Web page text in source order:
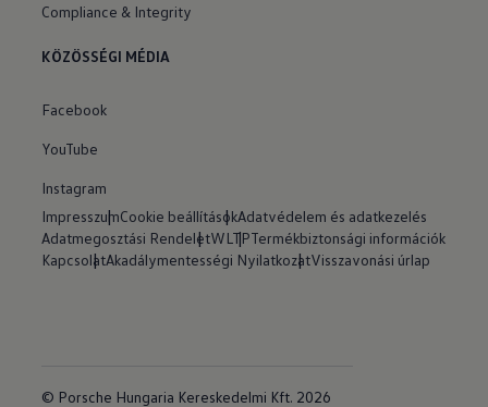
Compliance & Integrity
KÖZÖSSÉGI MÉDIA
Facebook
YouTube
Instagram
ImpresszumCookie beállításokAdatvédelem és adatkezelés
Adatmegosztási RendeletWLTPTermékbiztonsági információk
KapcsolatAkadálymentességi NyilatkozatVisszavonási úrlap
© Porsche Hungaria Kereskedelmi Kft. 2026